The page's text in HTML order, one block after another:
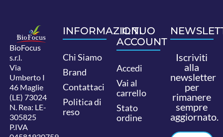
BioFocus
s.r.l.
Via
Umberto I
46 Maglie
(LE) 73024
N. Rea: LE-
305825
P.IVA
INFORMAZIONI
Chi Siamo
Brand
Contattaci
Politica di
reso
IL TUO
ACCOUNT
Accedi
Vai al
carrello
Stato
ordine
Iscriviti
alla
newsletter
per
rimanere
sempre
aggiornato.